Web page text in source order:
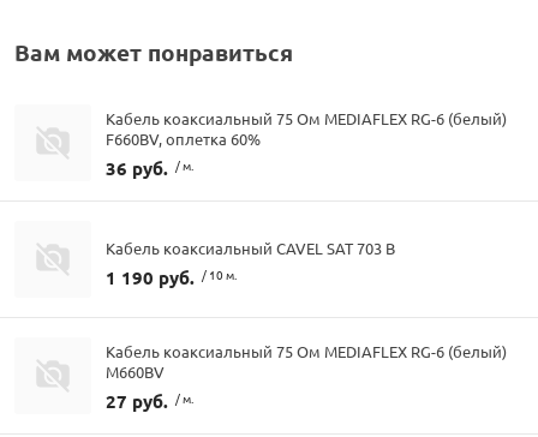
Вам может понравиться
Кабель коаксиальный 75 Ом MEDIAFLEX RG-6 (белый)
F660BV, оплетка 60%
36 руб. / м.
Кабель коаксиальный CAVEL SAT 703 B
1 190 руб. / 10 м.
Кабель коаксиальный 75 Ом MEDIAFLEX RG-6 (белый)
М660BV
27 руб. / м.